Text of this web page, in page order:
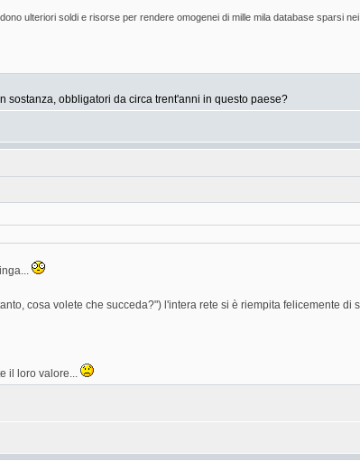
ulteriori soldi e risorse per rendere omogenei di mille mila database sparsi
sostanza, obbligatori da circa trent'anni in questo paese?
cosa volete che succeda?") l'intera rete si è riempita felicemente di
il loro valore...